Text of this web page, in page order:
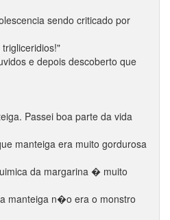
sendo criticado por
e depois descoberto que
Passei boa parte da vida
manteiga era muito gordurosa
da margarina � muito
manteiga n�o era o monstro